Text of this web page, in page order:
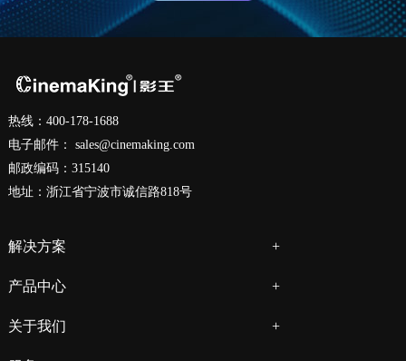
热线：400-178-1688
电子邮件： sales@cinemaking.com
邮政编码：315140
地址：浙江省宁波市诚信路818号
解决方案
产品中心
关于我们